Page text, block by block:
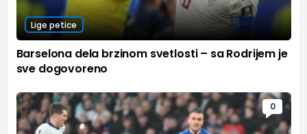
Lige petice
Barselona dela brzinom svetlosti – sa Rodrijem je
sve dogovoreno
0